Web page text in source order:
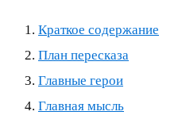
Краткое содержание
План пересказа
Главные герои
Главная мысль